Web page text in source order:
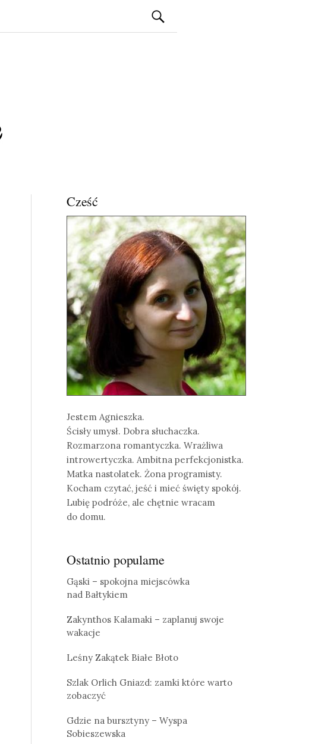
Szukaj:
Cześć
Jestem Agnieszka.
Ścisły umysł. Dobra słuchaczka.
Rozmarzona romantyczka. Wrażliwa
introwertyczka. Ambitna perfekcjonistka.
Matka nastolatek. Żona programisty.
Kocham czytać, jeść i mieć święty spokój.
Lubię podróże, ale chętnie wracam
do domu.
Ostatnio popularne
Gąski – spokojna miejscówka
nad Bałtykiem
Zakynthos Kalamaki – zaplanuj swoje
wakacje
Leśny Zakątek Białe Błoto
Szlak Orlich Gniazd: zamki które warto
zobaczyć
Gdzie na bursztyny – Wyspa
Sobieszewska